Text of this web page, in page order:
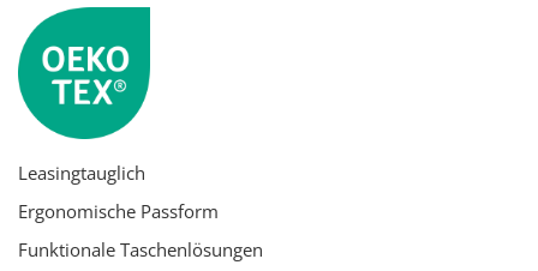
Leasingtauglich
Ergonomische Passform
Funktionale Taschenlösungen